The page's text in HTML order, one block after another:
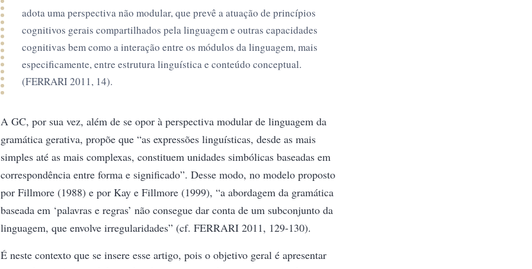
adota uma perspectiva não modular, que prevê a atuação de princípios
cognitivos gerais compartilhados pela linguagem e outras capacidades
cognitivas bem como a interação entre os módulos da linguagem, mais
especificamente, entre estrutura linguística e conteúdo conceptual.
(FERRARI 2011, 14).
A GC, por sua vez, além de se opor à perspectiva modular de linguagem da
gramática gerativa, propõe que “as expressões linguísticas, desde as mais
simples até as mais complexas, constituem unidades simbólicas baseadas em
correspondência entre forma e significado”. Desse modo, no modelo proposto
por Fillmore (1988) e por Kay e Fillmore (1999), “a abordagem da gramática
baseada em ‘palavras e regras’ não consegue dar conta de um subconjunto da
linguagem, que envolve irregularidades” (cf. FERRARI 2011, 129-130).
É neste contexto que se insere esse artigo, pois o objetivo geral é apresentar